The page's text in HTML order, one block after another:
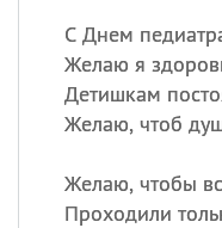
С Днем
Желаю я
Детишкам
Желаю, чтоб
Желаю, чтобы
Проходили